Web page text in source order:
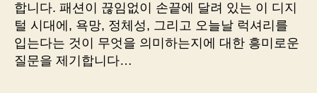
합니다. 패션이 끊임없이 손끝에 달려 있는 이 디지
털 시대에, 욕망, 정체성, 그리고 오늘날 럭셔리를
입는다는 것이 무엇을 의미하는지에 대한 흥미로운
질문을 제기합니다…